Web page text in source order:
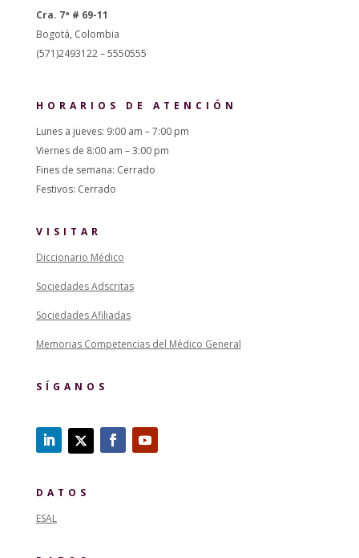
Cra. 7ª # 69-11
Bogotá, Colombia
(571)2493122 – 5550555
HORARIOS DE ATENCIÓN
Lunes a jueves: 9:00 am – 7:00 pm
Viernes de 8:00 am – 3:00 pm
Fines de semana: Cerrado
Festivos: Cerrado
VISITAR
Diccionario Médico
Sociedades Adscritas
Sociedades Afiliadas
Memorias Competencias del Médico General
SÍGANOS
DATOS
ESAL